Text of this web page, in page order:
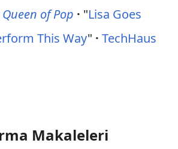
of Pop · "Lisa Goes
This Way" · TechHaus
Makaleleri